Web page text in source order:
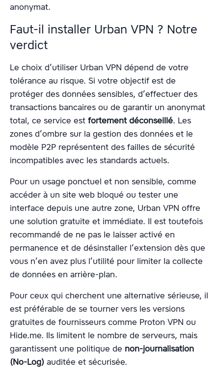
anonymat.
Faut-il installer Urban VPN ? Notre
verdict
Le choix d’utiliser Urban VPN dépend de votre
tolérance au risque. Si votre objectif est de
protéger des données sensibles, d’effectuer des
transactions bancaires ou de garantir un anonymat
total, ce service est fortement déconseillé. Les
zones d’ombre sur la gestion des données et le
modèle P2P représentent des failles de sécurité
incompatibles avec les standards actuels.
Pour un usage ponctuel et non sensible, comme
accéder à un site web bloqué ou tester une
interface depuis une autre zone, Urban VPN offre
une solution gratuite et immédiate. Il est toutefois
recommandé de ne pas le laisser activé en
permanence et de désinstaller l’extension dès que
vous n’en avez plus l’utilité pour limiter la collecte
de données en arrière-plan.
Pour ceux qui cherchent une alternative sérieuse, il
est préférable de se tourner vers les versions
gratuites de fournisseurs comme Proton VPN ou
Hide.me. Ils limitent le nombre de serveurs, mais
garantissent une politique de non-journalisation
(No-Log) auditée et sécurisée.